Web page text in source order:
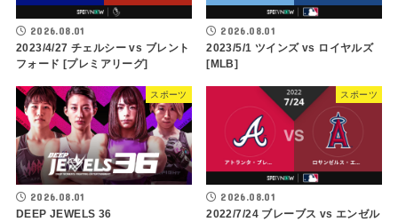
2026.08.01
2023/4/27 チェルシー vs ブレント
フォード [プレミアリーグ]
2026.08.01
2023/5/1 ツインズ vs ロイヤルズ
[MLB]
スポーツ
2026.08.01
DEEP JEWELS 36
スポーツ
2026.08.01
2022/7/24 ブレーブス vs エンゼル